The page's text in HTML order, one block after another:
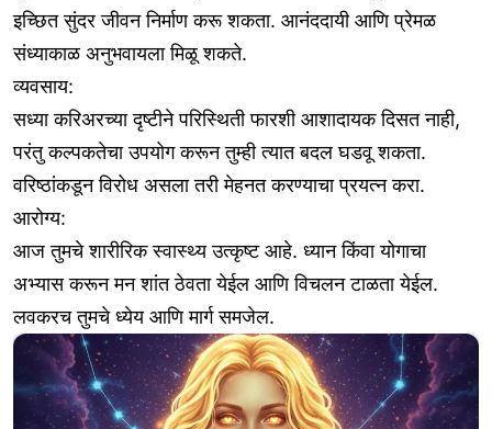
इच्छित सुंदर जीवन निर्माण करू शकता. आनंददायी आणि प्रेमळ
संध्याकाळ अनुभवायला मिळू शकते.
व्यवसाय:
सध्या करिअरच्या दृष्टीने परिस्थिती फारशी आशादायक दिसत नाही,
परंतु कल्पकतेचा उपयोग करून तुम्ही त्यात बदल घडवू शकता.
वरिष्ठांकडून विरोध असला तरी मेहनत करण्याचा प्रयत्न करा.
आरोग्य:
आज तुमचे शारीरिक स्वास्थ्य उत्कृष्ट आहे. ध्यान किंवा योगाचा
अभ्यास करून मन शांत ठेवता येईल आणि विचलन टाळता येईल.
लवकरच तुमचे ध्येय आणि मार्ग समजेल.